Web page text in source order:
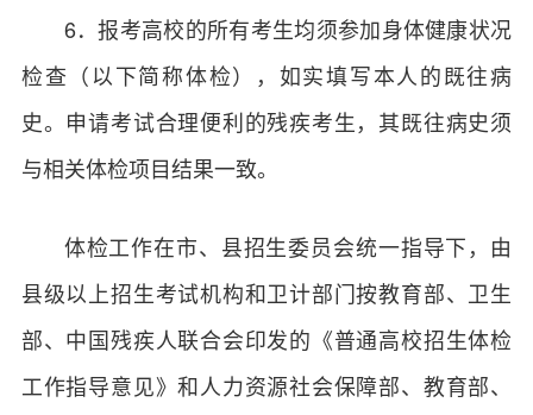
6．报考高校的所有考生均须参加身体健康状况
检查（以下简称体检），如实填写本人的既往病
史。申请考试合理便利的残疾考生，其既往病史须
与相关体检项目结果一致。
体检工作在市、县招生委员会统一指导下，由
县级以上招生考试机构和卫计部门按教育部、卫生
部、中国残疾人联合会印发的《普通高校招生体检
工作指导意见》和人力资源社会保障部、教育部、